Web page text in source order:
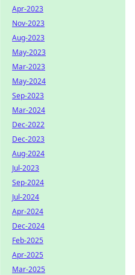
Apr-2023
Nov-2023
Aug-2023
May-2023
Mar-2023
May-2024
Sep-2023
Mar-2024
Dec-2022
Dec-2023
Aug-2024
Jul-2023
Sep-2024
Jul-2024
Apr-2024
Dec-2024
Feb-2025
Apr-2025
Mar-2025